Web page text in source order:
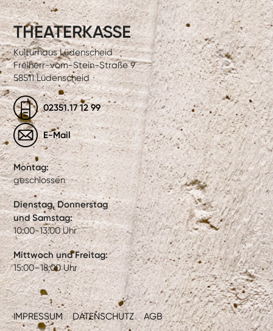
IMPRESSUM DATENSCHUTZ AGB
THEATERKASSE
Kulturhaus Lüdenscheid
Freiherr-vom-Stein-Straße 9
58511 Lüdenscheid
02351.17 12 99
E-Mail
Montag:
geschlossen
Dienstag, Donnerstag
und Samstag:
10:00-13:00 Uhr
Mittwoch und Freitag:
15:00–18:00 Uhr